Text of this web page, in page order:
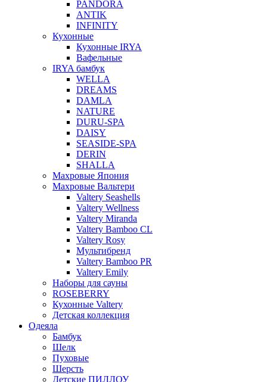
PANDORA
ANTIK
INFINITY
Кухонные
Кухонные IRYA
Вафельные
IRYA бамбук
WELLA
DREAMS
DAMLA
NATURE
DURU-SPA
DAISY
SEASIDE-SPA
DERIN
SHALLA
Махровые Япония
Махровые Вальтери
Valtery Seashells
Valtery Wellness
Valtery Miranda
Valtery Bamboo CL
Valtery Rosy
Мультибренд
Valtery Bamboo PR
Valtery Emily
Наборы для сауны
ROSEBERRY
Кухонные Valtery
Детская коллекция
Одеяла
Бамбук
Шелк
Пуховые
Шерсть
Детские ПИЛЛОУ